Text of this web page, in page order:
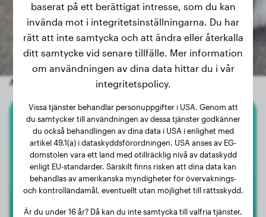
Andra slumpmässiga hundar
Cocker Spaniel
Lio
baserat på ett berättigat intresse, som du kan
invända mot i integritetsinställningarna. Du har
rätt att inte samtycka och att ändra eller återkalla
ditt samtycke vid senare tillfälle. Mer information
om användningen av dina data hittar du i vår
integritetspolicy.
Vissa tjänster behandlar personuppgifter i USA. Genom att
du samtycker till användningen av dessa tjänster godkänner
du också behandlingen av dina data i USA i enlighet med
artikel 49.1(a) i dataskyddsförordningen. USA anses av EG-
domstolen vara ett land med otillräcklig nivå av dataskydd
enligt EU-standarder. Särskilt finns risken att dina data kan
behandlas av amerikanska myndigheter för övervaknings-
och kontrolländamål, eventuellt utan möjlighet till rättsskydd.
Är du under 16 år? Då kan du inte samtycka till valfria tjänster.